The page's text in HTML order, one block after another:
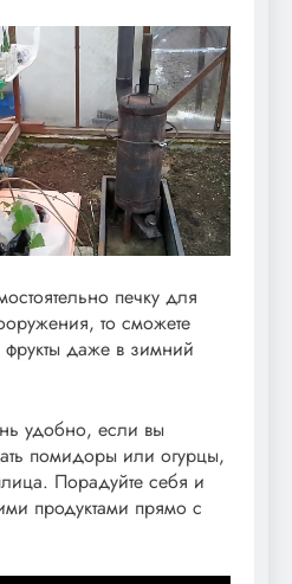
печку для
то сможете
даже в зимний
удобно, если вы
помидоры или огурцы,
Порадуйте себя и
продуктами прямо с